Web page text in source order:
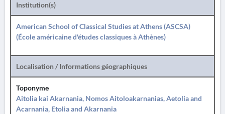
Institution(s)
American School of Classical Studies at Athens (ASCSA)
(École américaine d'études classiques à Athènes)
Localisation / Informations géographiques
Toponyme
Aitolia kai Akarnania, Nomos Aitoloakarnanias, Aetolia and
Acarnania, Etolia and Akarnania